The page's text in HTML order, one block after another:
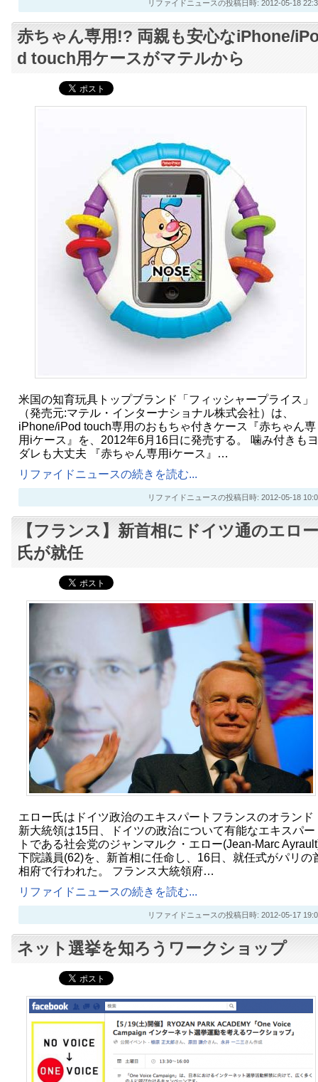
リファイドニュースの投稿日時: 2012-05-18
赤ちゃん専用!? 両親も安心なiPhone/
d touch用ケースがマテルから
米国の知育玩具トップブランド「フィッシャープライス」
（発売元:マテル・インターナショナル株式会社）は、
iPhone/iPod touch専用のおもちゃ付きケース『赤ちゃん専
用iケース』を、2012年6月16日に発売する。 噛み付きもヨ
ダレも大丈夫 『赤ちゃん専用iケース』…
リファイドニュースの続きを読む...
リファイドニュースの投稿日時: 2012-05-18
【フランス】新首相にドイツ通のエロー
氏が就任
エロー氏はドイツ政治のエキスパートフランスのオランド
新大統領は15日、ドイツの政治について有能なエキスパー
トである社会党のジャンマルク・エロー(Jean-Marc
下院議員(62)を、新首相に任命し、16日、就任式がパリの
相府で行われた。 フランス大統領府…
リファイドニュースの続きを読む...
リファイドニュースの投稿日時: 2012-05-17
ネット選挙を知ろうワークショップ